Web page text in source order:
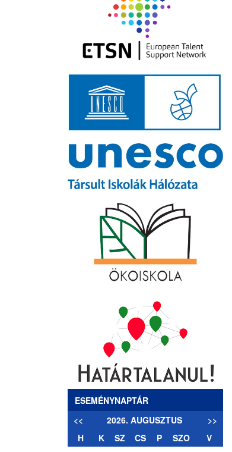
ESEMÉNYNAPTÁR
<<
2026. AUGUSZTUS
>>
H
K SZ CS P SZO V